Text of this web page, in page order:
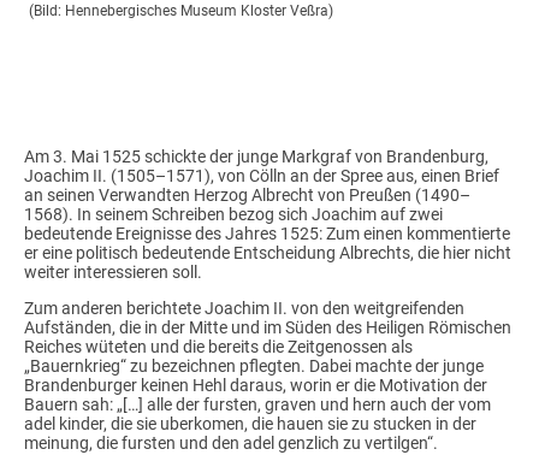
(Bild: Hennebergisches Museum Kloster Veßra)
Am 3. Mai 1525 schickte der junge Markgraf von Brandenburg,
Joachim II. (1505–1571), von Cölln an der Spree aus, einen Brief
an seinen Verwandten Herzog Albrecht von Preußen (1490–
1568). In seinem Schreiben bezog sich Joachim auf zwei
bedeutende Ereignisse des Jahres 1525: Zum einen kommentierte
er eine politisch bedeutende Entscheidung Albrechts, die hier nicht
weiter interessieren soll.
Zum anderen berichtete Joachim II. von den weitgreifenden
Aufständen, die in der Mitte und im Süden des Heiligen Römischen
Reiches wüteten und die bereits die Zeitgenossen als
„Bauernkrieg“ zu bezeichnen pflegten. Dabei machte der junge
Brandenburger keinen Hehl daraus, worin er die Motivation der
Bauern sah: „[…] alle der fursten, graven und hern auch der vom
adel kinder, die sie uberkomen, die hauen sie zu stucken in der
meinung, die fursten und den adel genzlich zu vertilgen“.